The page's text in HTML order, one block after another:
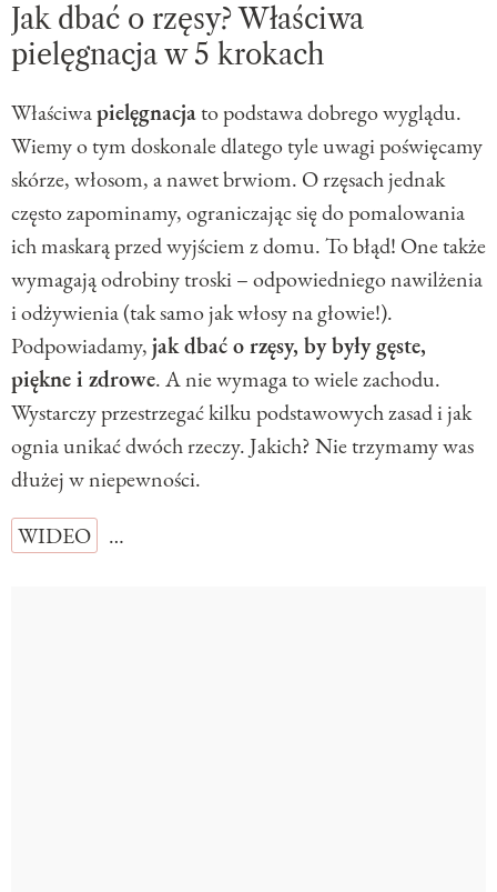
Jak dbać o rzęsy? Właściwa
pielęgnacja w 5 krokach
Właściwapielęgnacjato podstawa dobrego wyglądu.
Wiemy o tym doskonale dlatego tyle uwagi poświęcamy
skórze, włosom, a nawet brwiom. O rzęsach jednak
często zapominamy, ograniczając się do pomalowania
ich maskarą przed wyjściem z domu. To błąd! One także
wymagają odrobiny troski – odpowiedniego nawilżenia
i odżywienia (tak samo jak włosy na głowie!).
Podpowiadamy,jak dbać o rzęsy, by były gęste,
piękne i zdrowe. A nie wymaga to wiele zachodu.
Wystarczy przestrzegać kilku podstawowych zasad i jak
ognia unikać dwóch rzeczy. Jakich? Nie trzymamy was
dłużej w niepewności.
WIDEO
…